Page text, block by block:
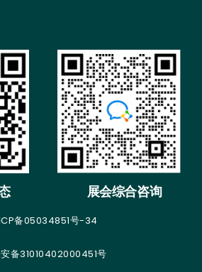
展会综合咨询
备05034851号-34
备31010402000451号